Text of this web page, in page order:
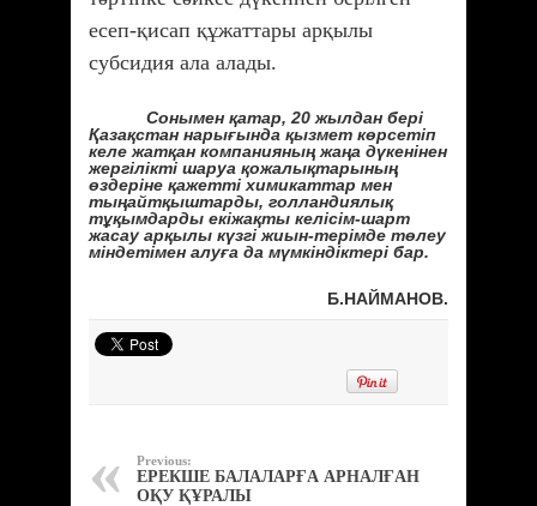
есеп-қисап құжаттары арқылы
субсидия ала алады.
Сонымен қатар, 20 жылдан бері
Қазақстан нарығында қызмет көрсетіп
келе жатқан компанияның жаңа дүкенінен
жергілікті шаруа қожалықтарының
өздеріне қажетті химикаттар мен
тыңайтқыштарды, голландиялық
тұқымдарды екіжақты келісім-шарт
жасау арқылы күзгі жиын-терімде төлеу
міндетімен алуға да мүмкіндіктері бар.
Б.НАЙМАНОВ.
Previous:
ЕРЕКШЕ БАЛАЛАРҒА АРНАЛҒАН
ОҚУ ҚҰРАЛЫ